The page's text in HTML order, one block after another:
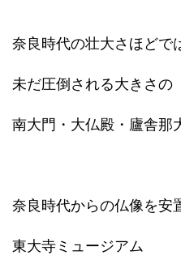
奈良時代の壮大さほどで
未だ圧倒される大きさの
南大門・大仏殿・廬舎那
奈良時代からの仏像を安
東大寺ミュージアム